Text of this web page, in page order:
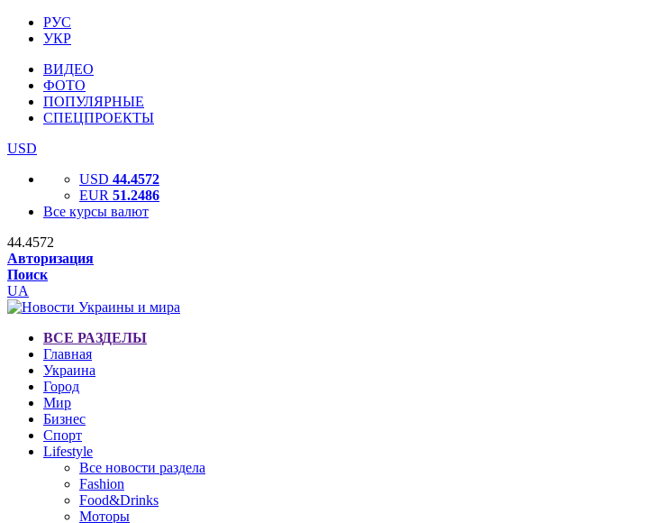
РУС
УКР
ВИДЕО
ФОТО
ПОПУЛЯРНЫЕ
СПЕЦПРОЕКТЫ
USD
USD 44.4572
EUR 51.2486
Все курсы валют
44.4572
Авторизация
Поиск
UA
ВСЕ РАЗДЕЛЫ
Главная
Украина
Город
Мир
Бизнес
Спорт
Lifestyle
Все новости раздела
Fashion
Food&Drinks
Моторы